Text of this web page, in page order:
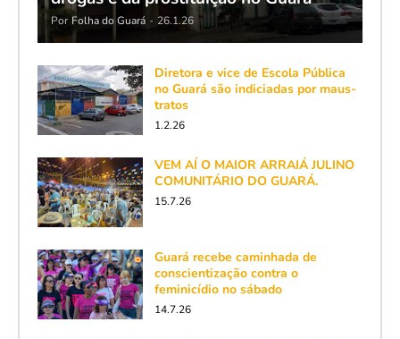
Por Folha do Guará - 26.1.26
Diretora e vice de Escola Pública
no Guará são indiciadas por maus-
tratos
1.2.26
VEM AÍ O MAIOR ARRAIÁ JULINO
COMUNITÁRIO DO GUARÁ.
15.7.26
Guará recebe caminhada de
conscientização contra o
feminicídio no sábado
14.7.26